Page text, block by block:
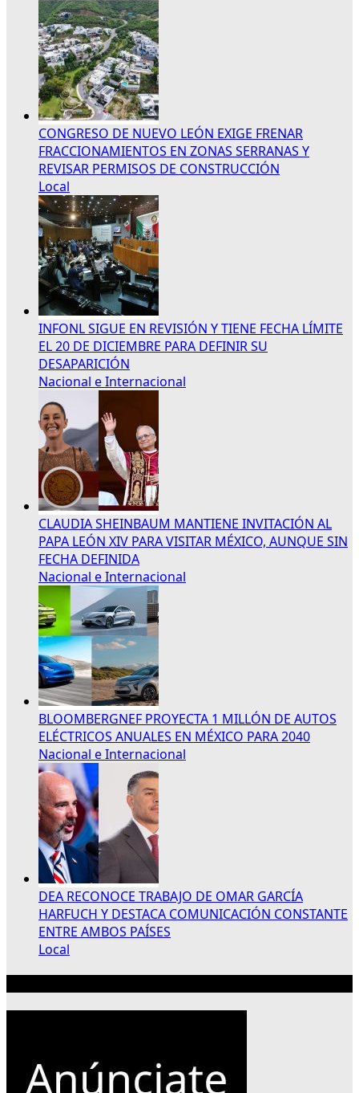
CONGRESO DE NUEVO LEÓN EXIGE FRENAR
FRACCIONAMIENTOS EN ZONAS SERRANAS Y
REVISAR PERMISOS DE CONSTRUCCIÓN
Local
INFONL SIGUE EN REVISIÓN Y TIENE FECHA LÍMITE
EL 20 DE DICIEMBRE PARA DEFINIR SU
DESAPARICIÓN
Nacional e Internacional
CLAUDIA SHEINBAUM MANTIENE INVITACIÓN AL
PAPA LEÓN XIV PARA VISITAR MÉXICO, AUNQUE SIN
FECHA DEFINIDA
Nacional e Internacional
BLOOMBERGNEF PROYECTA 1 MILLÓN DE AUTOS
ELÉCTRICOS ANUALES EN MÉXICO PARA 2040
Nacional e Internacional
DEA RECONOCE TRABAJO DE OMAR GARCÍA
HARFUCH Y DESTACA COMUNICACIÓN CONSTANTE
ENTRE AMBOS PAÍSES
Local